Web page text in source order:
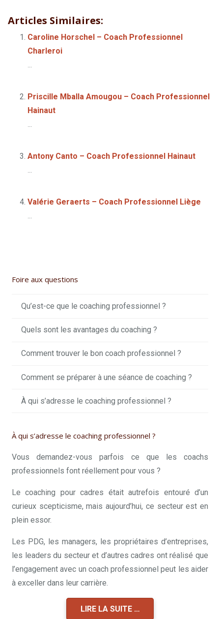
Articles Similaires:
Caroline Horschel – Coach Professionnel
Charleroi
...
Priscille Mballa Amougou – Coach Professionnel
Hainaut
...
Antony Canto – Coach Professionnel Hainaut
...
Valérie Geraerts – Coach Professionnel Liège
...
Foire aux questions
Qu’est-ce que le coaching professionnel ?
Quels sont les avantages du coaching ?
Comment trouver le bon coach professionnel ?
Comment se préparer à une séance de coaching ?
À qui s’adresse le coaching professionnel ?
À qui s’adresse le coaching professionnel ?
Vous demandez-vous parfois ce que les coachs
professionnels font réellement pour vous ?
Le coaching pour cadres était autrefois entouré d’un
curieux scepticisme, mais aujourd’hui, ce secteur est en
plein essor.
Les PDG, les managers, les propriétaires d’entreprises,
les leaders du secteur et d’autres cadres ont réalisé que
l’engagement avec un coach professionnel peut les aider
à exceller dans leur carrière.
LIRE LA SUITE …